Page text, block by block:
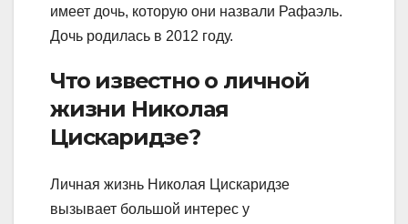
имеет дочь, которую они назвали Рафаэль.
Дочь родилась в 2012 году.
Что известно о личной
жизни Николая
Цискаридзе?
Личная жизнь Николая Цискаридзе
вызывает большой интерес у